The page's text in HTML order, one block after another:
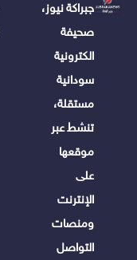
جبراكة نيوز،
صحيفة
الكترونية
سودانية
مستقلة،
تنشط عبر
موقعها
على
الإنترنت
ومنصات
التواصل